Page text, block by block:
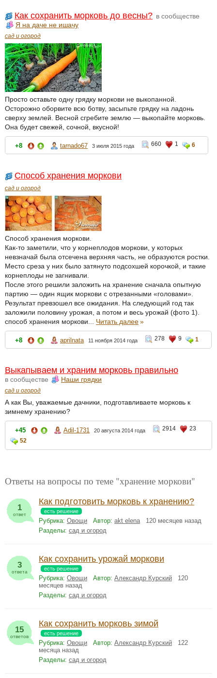
Как сохранить морковь до весны? в сообществе
Я на даче не ишачу
сад и огород
Просто оставьте одну грядку моркови не выкопанной.
Осторожно оборвите всю ботву, засыпьте грядку на ладонь
сверху землей. Весной сгребите землю — выкопайте морковь.
Она будет свежей, сочной, вкусной!
+8 tarnado67 3 июля 2015 года 660 1 6
Способ хранения моркови
сад и огород
Способ хранения моркови.
Как-то заметили, что у корнеплодов моркови, у которых
невзначай была отсечена верхняя часть, не образуются ростки.
Место среза у них было затянуто подсохшей корочкой, и такие
корнеплоды не загнивали.
После этого решили заложить на хранение сначала опытную
партию — один ящик моркови с отрезанными «головами».
Результат превзошел все ожидания. На следующий год так
заложили половину урожая, а потом и весь урожай (фото 1).
способ хранения моркови... Читать далее»
+8 aprilnata 11 ноября 2014 года 278 9 1
Выкапываем и храним морковь правильно
в сообществе Наши грядки
сад и огород
А как Вы, уважаемые дачники, подготавливаете морковь к
зимнему хранению?
+45 Adil-1731 20 августа 2014 года 2914
23
52
Ответы на вопросы по теме "хранение моркови"
1
ответ
Как подготовить морковь к хранению?
есть решение
Рубрика: Овощи Автор: akt elena 120 месяцев назад
Разделы: сад и огород
3
ответа
Как сохранить урожай моркови
есть решение
Рубрика: Овощи Автор: Александр Курский 120
месяцев назад
Разделы: сад и огород
15
ответов
Как сохранить морковь зимой
есть решение
Рубрика: Овощи Автор: Александр Курский 122
месяца назад
Разделы: сад и огород